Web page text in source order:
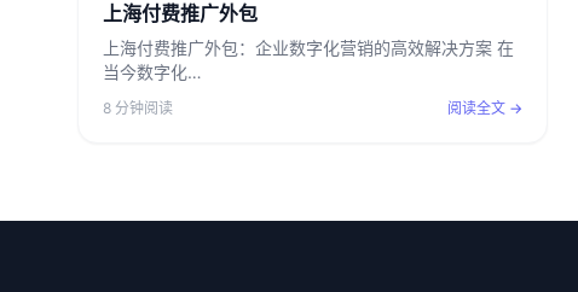
上海付费推广外包
上海付费推广外包：企业数字化营销的高效解决方案 在
当今数字化…
8 分钟阅读 阅读全文 →